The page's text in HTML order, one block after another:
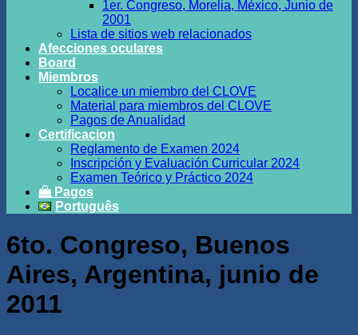
1er. Congreso, Morelia, México, Junio de
2001
Lista de sitios web relacionados
Afecciones oculares
Board
Miembros
Localice un miembro del CLOVE
Material para miembros del CLOVE
Pagos de Anualidad
Certificacion
Reglamento de Examen 2024
Inscripción y Evaluación Curricular 2024
Examen Teórico y Práctico 2024
Pagos
Português
6to. Congreso, Buenos
Aires, Argentina, junio de
2011